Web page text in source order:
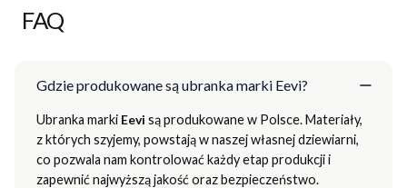
FAQ
Gdzie produkowane są ubranka marki Eevi?
Ubranka marki Eevi są produkowane w Polsce. Materiały,
z których szyjemy, powstają w naszej własnej dziewiarni,
co pozwala nam kontrolować każdy etap produkcji i
zapewnić najwyższą jakość oraz bezpieczeństwo.